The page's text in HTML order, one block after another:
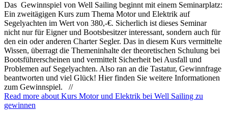
Das Gewinnspiel von Well Sailing beginnt mit einem Seminarplatz:
Ein zweitägigen Kurs zum Thema Motor und Elektrik auf
Segelyachten im Wert von 380,-€. Sicherlich ist dieses Seminar
nicht nur für Eigner und Bootsbesitzer interessant, sondern auch für
den ein oder anderen Charter Segler. Das in diesem Kurs vermittelte
Wissen, überragt die Themeninhalte der theoretischen Schulung bei
Bootsführerscheinen und vermittelt Sicherheit bei Ausfall und
Problemen auf Segelyachten. Also ran an die Tastatur, Gewinnfrage
beantworten und viel Glück! Hier finden Sie weitere Informationen
zum Gewinnspiel. //
Read more about Kurs Motor und Elektrik bei Well Sailing zu
gewinnen